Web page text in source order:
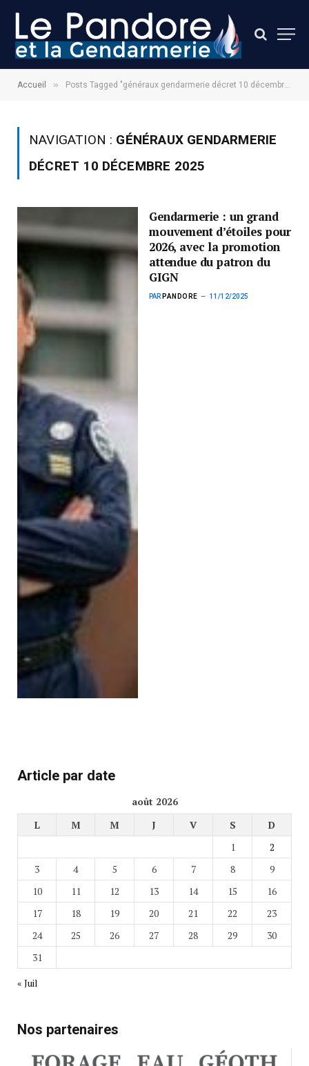
Accueil » Posts Tagged "généraux gendarmerie décret 10 décembre 2025"
NAVIGATION : GÉNÉRAUX GENDARMERIE
DÉCRET 10 DÉCEMBRE 2025
Gendarmerie : un grand
mouvement d’étoiles pour
2026, avec la promotion
attendue du patron du
GIGN
PAR PANDORE 11/12/2025
Article par date
août 2026
L
M M J V S
D
1
2
3
4 5 6 7 8
9
10
11 12 13 14 15
16
17
18 19 20 21 22
23
24
25 26 27 28 29
30
31
« Juil
Nos partenaires